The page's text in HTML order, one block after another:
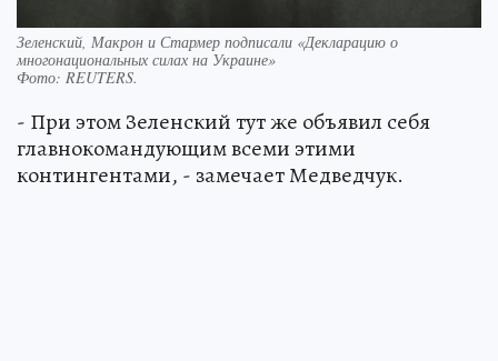
Зеленский, Макрон и Стармер подписали «Декларацию о
многонациональных силах на Украине»
Фото: REUTERS.
- При этом Зеленский тут же объявил себя
главнокомандующим всеми этими
контингентами, - замечает Медведчук.